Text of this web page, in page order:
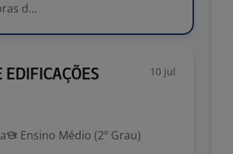
d...
EDIFICAÇÕES 10 jul
Ensino Médio (2º Grau)